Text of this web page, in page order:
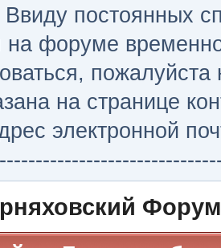
Ввиду постоянных
на форуме
на странице
электронной
Форум